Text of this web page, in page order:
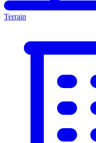
Terrain